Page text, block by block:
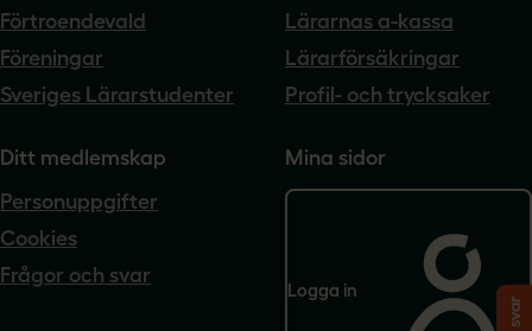
Förtroendevald
Föreningar
Sveriges Lärarstudenter
Lärarnas a-kassa
Lärarförsäkringar
Profil- och trycksaker
Ditt medlemskap
Personuppgifter
Cookies
Frågor och svar
Mina sidor
Logga in